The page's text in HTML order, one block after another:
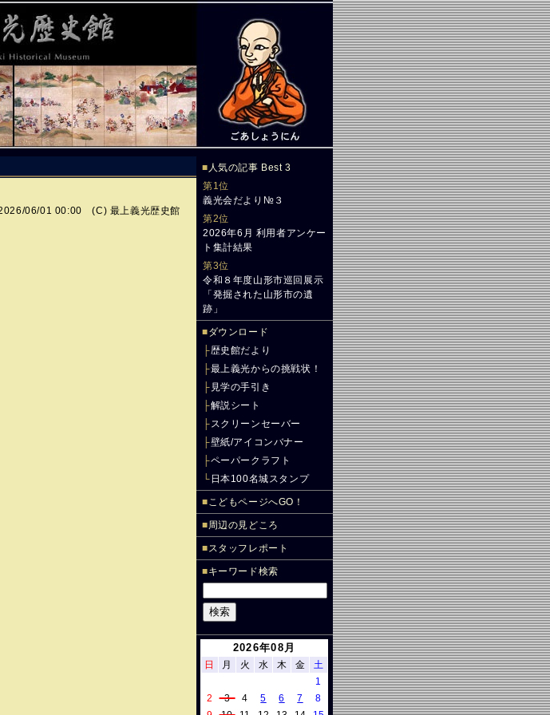
06/01 00:00 (C) 最上義光歴史館
■ 人気の記事 Best 3
第1位
義光会だより№３
第2位
2026年6月 利用者アンケー
ト集計結果
第3位
令和８年度山形市巡回展示
「発掘された山形市の遺
跡」
■ダウンロード
├歴史館だより
├最上義光からの挑戦状！
├ 見学の手引き
├解説シート
├スクリーンセーバー
├壁紙/アイコンバナー
├ペーパークラフト
└ 日本100名城スタンプ
■こどもページへGO！
■周辺の見どころ
■スタッフレポート
■キーワード検索
2026年08月
日 月 火 水 木 金
土
1
2
3 4 5 6 7
8